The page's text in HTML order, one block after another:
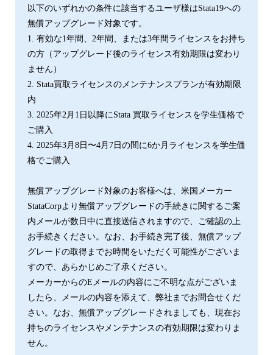
以下のいずれかの条件に該当するユーザ様はStata19への
無償アップグレード対象です。
1. 有効な1年間、2年間、または3年間ライセンスをお持ち
の⽅（アップグレード後のライセンス有効期限は変わり
ません）
2. Stata買取ライセンスのメンテナンスプランが有効期限
内
3. 2025年2⽉1⽇以降にStata 買取ライセンスを学⽣価格で
ご購⼊
4. 2025年3⽉8⽇〜4⽉7⽇の間に6か⽉ライセンスを学⽣価
格でご購⼊
無償アップグレード対象のお客様へは、米国メーカー
StataCorpより無償アップグレードの手続きに関するご案
内メールが数日中に直接送信されますので、ご確認の上
お手続きください。なお、お手続き完了後、無償アップ
グレードの取得までお時間をいただく可能性がございま
すので、あらかじめご了承ください。
メーカーからのEメールの内容にご不明な点がございま
したら、メールの内容を添えて、弊社までお問合せくだ
さい。なお、無償アップグレードされましても、現在お
持ちのライセンスやメンテナンスの有効期限は変わりま
せん。